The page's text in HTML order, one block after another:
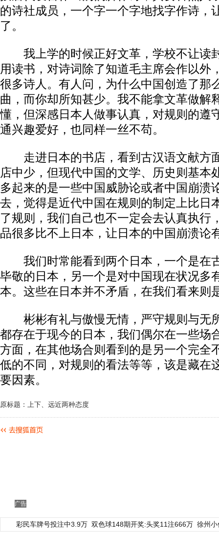
的诗社成员，一个字一个字地找字作诗，
了。
我上学的时候正好文革，学校不让读
用读书，对诗词除了知道毛主席会作以外
很多诗人。有人问，为什么中国创造了那
曲，而你却所知甚少。我不能拿文革做解
懂，但深感日本人做事认真，对规则的遵
通兴趣爱好，也同样一丝不苟。
走进日本的书店，看到古汉语文献方
店中少，但现代中国的文学、历史则基本
多起来的是一些中国威胁论或者中国崩溃
去，觉得是近代中国在规则的制定上比日
了规则，我们自己也不一定会去认真执行
品很多比不上日本，让日本的中国崩溃论
我们时常能看到两个日本，一个是在
毕敬的日本，另一个是对中国现在状况多
本。这些在日本并不矛盾，在我们看来则
彬彬有礼与傲慢无情，严守规则与无
都存在于现今的日本，我们偶尔在一些场
方面，在其他场合则看到的是另一个完全
低的不同，对规则的看法等等，该是藏在
要因素。
原标题：上下、远近两种态度
广告
彩民车牌号投注中3.9万 双色球148期开奖:头奖11注666万 徐州